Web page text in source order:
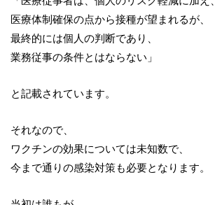
医療体制確保の点から接種が望まれるが、
最終的には個人の判断であり、
業務従事の条件とはならない」
と記載されています。
それなので、
ワクチンの効果については未知数で、
今まで通りの感染対策も必要となります。